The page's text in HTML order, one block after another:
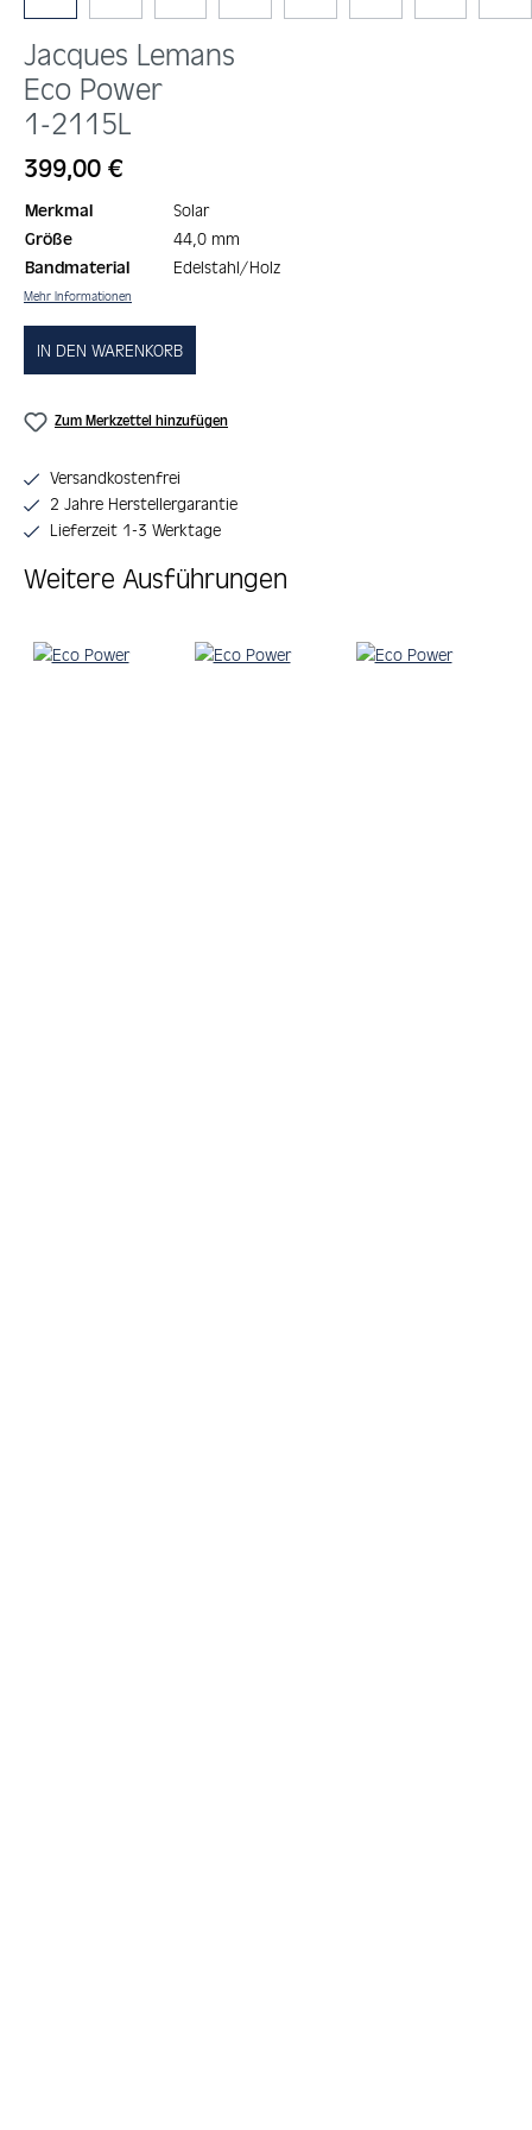
Jacques Lemans
Eco Power
1-2115L
Regulärer Preis:
399,00 €
Merkmal
Solar
Größe
44,0 mm
Bandmaterial
Edelstahl/Holz
Mehr Informationen
IN DEN WARENKORB
Zum Merkzettel hinzufügen
Versandkostenfrei
2 Jahre Herstellergarantie
Lieferzeit 1-3 Werktage
Weitere Ausführungen
Produktgalerie überspringen